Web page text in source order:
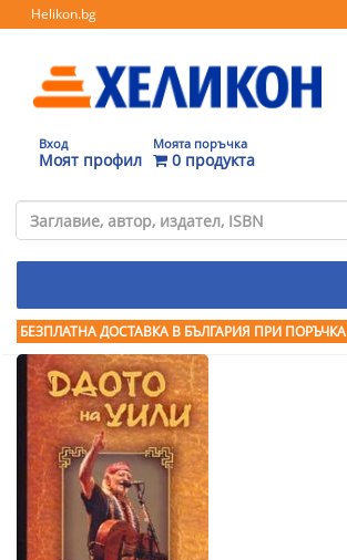
Helikon.bg
Вход
Моят профил
Моята поръчка
0 продукта
БЕЗПЛАТНА ДОСТАВКА В БЪЛГАРИЯ ПРИ ПОРЪЧКА